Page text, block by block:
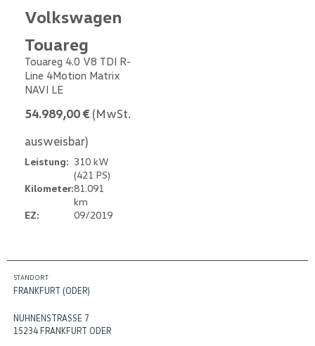
Volkswagen
Touareg
Touareg 4.0 V8 TDI R-
Line 4Motion Matrix
NAVI LE
54.989,00 € (MwSt.
ausweisbar)
Leistung: 310 kW
(421 PS)
Kilometer:81.091
km
EZ:
09/2019
STANDORT
FRANKFURT (ODER)
NUHNENSTRASSE 7
15234 FRANKFURT ODER